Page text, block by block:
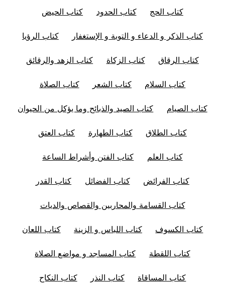
كتاب الحج كتاب الحدود كتاب الحيض
كتاب الذكر و الدعاء و التوبة و الإستغفار كتاب الرؤيا
كتاب الرقاق كتاب الزكاة كتاب الزهد والرقائق
كتاب السلام كتاب الشعر كتاب الصلاة
كتاب الصيام كتاب الصيد والذبائح وما يؤكل من الحيوان
كتاب الطلاق كتاب الطهارة كتاب العتق
كتاب العلم كتاب الفتن وأشراط الساعة
كتاب الفرائض كتاب الفضائل كتاب القدر
كتاب القسامة والمحاربين والقصاص والديات
كتاب الكسوف كتاب اللباس و الزينة كتاب اللعان
كتاب اللقطة كتاب المساجد و مواضع الصلاة
كتاب المساقاة كتاب النذر كتاب النكاح